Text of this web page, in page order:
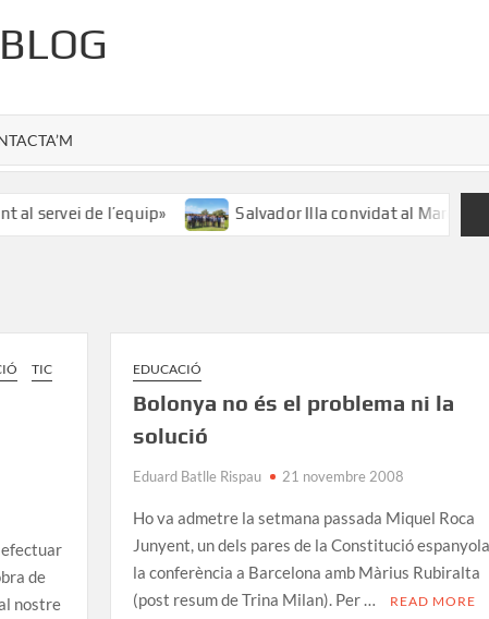
servei de l’equip» Salvador Illa convidat al Marca
TIC
efectuar
de
nostre
EDUCACIÓ
Bolonya no és el problema ni la
solució
Eduard Batlle Rispau 21 novembre 2008
Ho va admetre la setmana passada Miquel Roca
Junyent, un dels pares de la Constitució
la conferència a Barcelona amb Màrius Rubiralta
(post resum de Trina Milan). Per …
READ MORE